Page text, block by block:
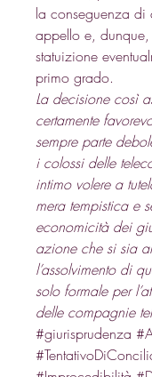
la conseguenza di
appello e,
statuizione
primo grado.
La decisione così
certamente
sempre parte
i colossi delle
intimo volere a
mera tempistica e
economicità dei
azione che si sia
l’assolvimento di
solo formale per
delle compagnie
#giurisprudenza